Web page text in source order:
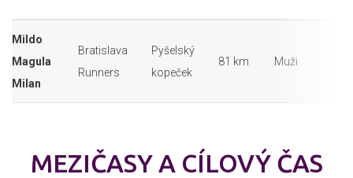
Mildo
Magula
Milan
Bratislava
Runners
Pyšelský
kopeček
81 km Muži
MEZIČASY A CÍLOVÝ ČAS